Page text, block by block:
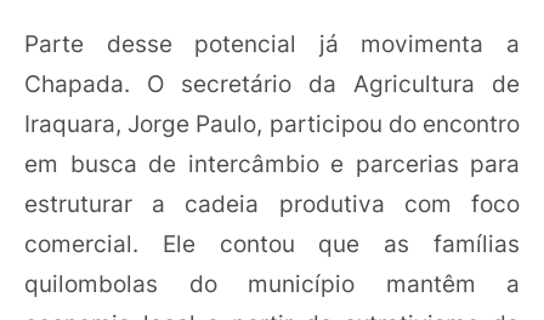
Parte desse potencial já movimenta a
Chapada. O secretário da Agricultura de
Iraquara, Jorge Paulo, participou do encontro
em busca de intercâmbio e parcerias para
estruturar a cadeia produtiva com foco
comercial. Ele contou que as famílias
quilombolas do município mantêm a